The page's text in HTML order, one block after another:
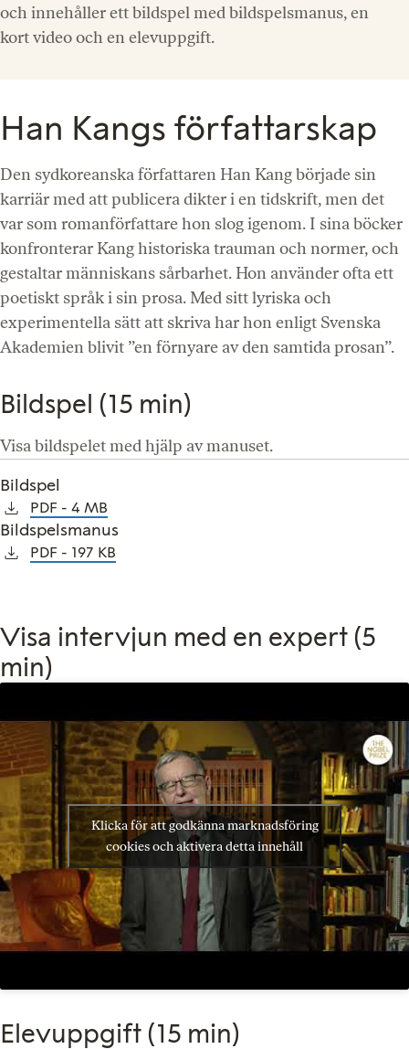
och innehåller ett bildspel med bildspelsmanus, en
kort video och en elevuppgift.
Han Kangs författarskap
Den sydkoreanska författaren Han Kang började sin
karriär med att publicera dikter i en tidskrift, men det
var som romanförfattare hon slog igenom. I sina böcker
konfronterar Kang historiska trauman och normer, och
gestaltar människans sårbarhet. Hon använder ofta ett
poetiskt språk i sin prosa. Med sitt lyriska och
experimentella sätt att skriva har hon enligt Svenska
Akademien blivit ”en förnyare av den samtida prosan”.
Bildspel (15 min)
Visa bildspelet med hjälp av manuset.
Bildspel
PDF 4 MB
Bildspelsmanus
PDF 197 KB
Visa intervjun med en expert (5
min)
Klicka för att godkänna marknadsföring
cookies och aktivera detta innehåll
Elevuppgift (15 min)